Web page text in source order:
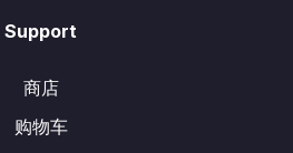
Support
商店
购物车